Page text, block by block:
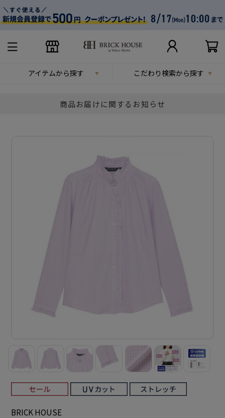
アイテムから探す こだわり検索から探す
商品お届けに関するお知らせ
BRICK HOUSE